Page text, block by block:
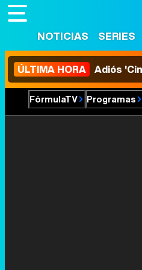
NOTICIAS SERIES
ÚLTIMA HORA Adiós
FórmulaTV Programas